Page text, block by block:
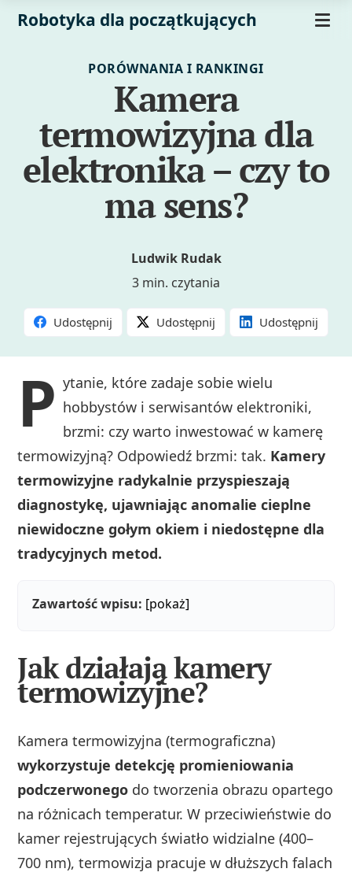
Robotyka dla początkujących
PORÓWNANIA I RANKINGI
Kamera
termowizyjna dla
elektronika – czy to
ma sens?
Ludwik Rudak
3 min. czytania
Udostępnij Udostępnij Udostępnij
P ytanie, które zadaje sobie wielu
hobbystów i serwisantów elektroniki,
brzmi: czy warto inwestować w kamerę
termowizyjną? Odpowiedź brzmi: tak. Kamery
termowizyjne radykalnie przyspieszają
diagnostykę, ujawniając anomalie cieplne
niewidoczne gołym okiem i niedostępne dla
tradycyjnych metod.
Zawartość wpisu: [pokaż]
Jak działają kamery
termowizyjne?
Kamera termowizyjna (termograficzna)
wykorzystuje detekcję promieniowania
podczerwonego do tworzenia obrazu opartego
na różnicach temperatur. W przeciwieństwie do
kamer rejestrujących światło widzialne (400–
700 nm), termowizja pracuje w dłuższych falach